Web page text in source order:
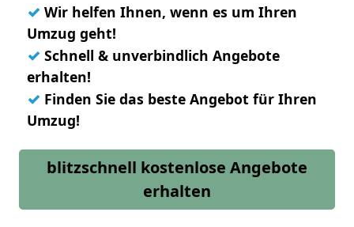
✓ Wir helfen Ihnen, wenn es um Ihren
Umzug geht!
✓ Schnell & unverbindlich Angebote
erhalten!
✓ Finden Sie das beste Angebot für Ihren
Umzug!
blitzschnell kostenlose Angebote
erhalten